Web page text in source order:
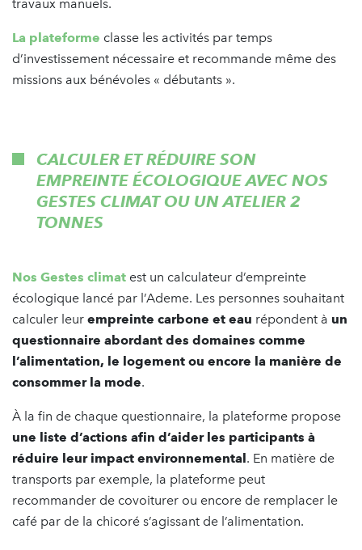
travaux manuels.
La plateforme classe les activités par temps
d’investissement nécessaire et recommande même des
missions aux bénévoles « débutants ».
CALCULER ET RÉDUIRE SON
EMPREINTE ÉCOLOGIQUE AVEC NOS
GESTES CLIMAT OU UN ATELIER 2
TONNES
Nos Gestes climat est un calculateur d’empreinte
écologique lancé par l’Ademe. Les personnes souhaitant
calculer leur empreinte carbone et eau répondent à un
questionnaire abordant des domaines comme
l’alimentation, le logement ou encore la manière de
consommer la mode.
À la fin de chaque questionnaire, la plateforme propose
une liste d’actions afin d’aider les participants à
réduire leur impact environnemental. En matière de
transports par exemple, la plateforme peut
recommander de covoiturer ou encore de remplacer le
café par de la chicoré s’agissant de l’alimentation.